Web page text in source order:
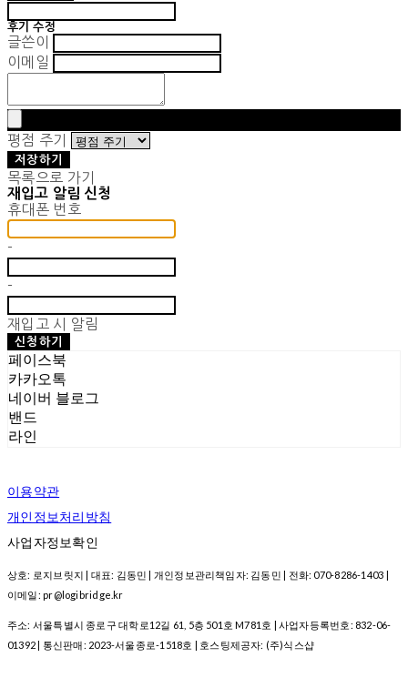
후기 수정
글쓴이
이메일
평점 주기
저장하기
목록으로 가기
재입고 알림 신청
휴대폰 번호
-
-
재입고 시 알림
신청하기
페이스북
카카오톡
네이버 블로그
밴드
라인
이용약관
개인정보처리방침
사업자정보확인
상호: 로지브릿지 | 대표: 김동민 | 개인정보관리책임자: 김동민 | 전화: 070-8286-1403 |
이메일: pr@logibridge.kr
주소: 서울특별시 종로구 대학로12길 61, 5층 501호 M781호 | 사업자등록번호: 832-06-
01392 | 통신판매: 2023-서울종로-1518호 | 호스팅제공자: (주)식스샵